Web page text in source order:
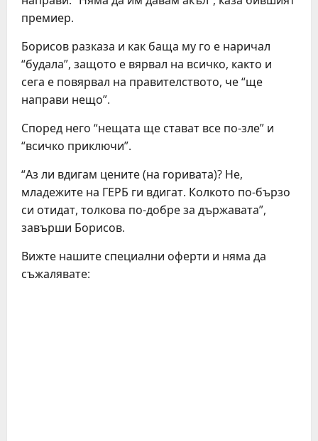
премиер.
Борисов разказа и как баща му го е наричал
“будала”, защото е вярвал на всичко, както и
сега е повярвал на правителството, че “ще
направи нещо”.
Според него “нещата ще стават все по-зле” и
“всичко приключи”.
“Аз ли вдигам цените (на горивата)? Не,
младежите на ГЕРБ ги вдигат. Колкото по-бързо
си отидат, толкова по-добре за държавата”,
завърши Борисов.
Вижте нашите специални оферти и няма да
съжалявате: